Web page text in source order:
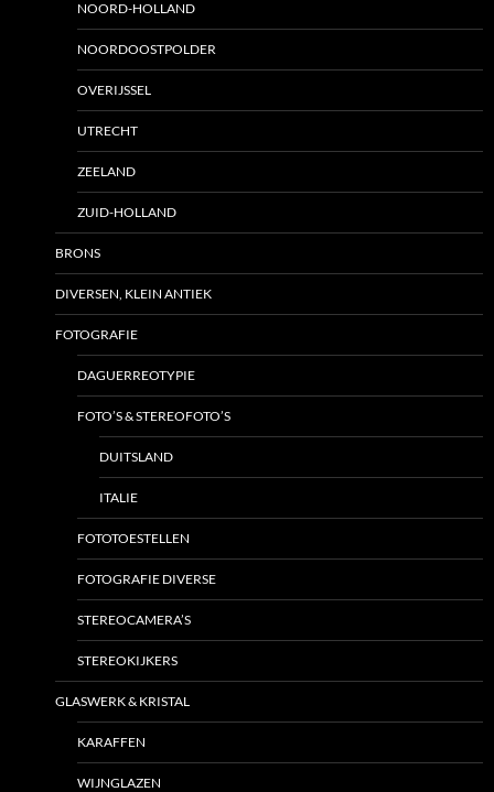
NOORD-HOLLAND
NOORDOOSTPOLDER
OVERIJSSEL
UTRECHT
ZEELAND
ZUID-HOLLAND
BRONS
DIVERSEN, KLEIN ANTIEK
FOTOGRAFIE
DAGUERREOTYPIE
FOTO’S & STEREOFOTO’S
DUITSLAND
ITALIE
FOTOTOESTELLEN
FOTOGRAFIE DIVERSE
STEREOCAMERA’S
STEREOKIJKERS
GLASWERK & KRISTAL
KARAFFEN
WIJNGLAZEN